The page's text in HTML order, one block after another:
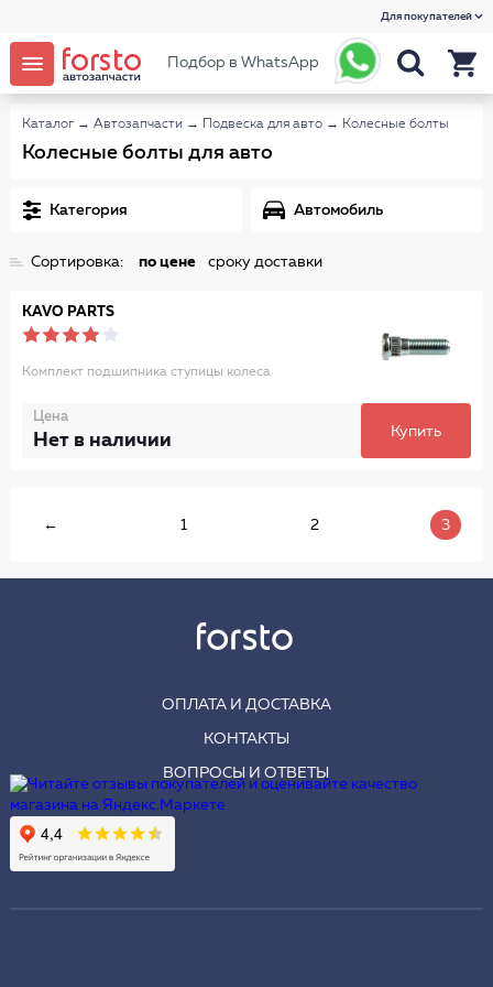
Для покупателей
Подбор в WhatsApp
Каталог → Автозапчасти → Подвеска для авто → Колесные болты
Колесные болты для авто
Категория Автомобиль
Сортировка: по цене сроку доставки
KAVO PARTS
Комплект подшипника ступицы колеса
Цена
Нет в наличии Купить
← 1 2 3
ОПЛАТА И ДОСТАВКА
КОНТАКТЫ
ВОПРОСЫ И ОТВЕТЫ